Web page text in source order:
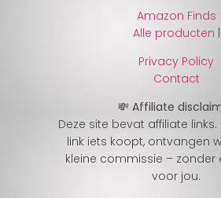
Amazon Finds
Alle producten |
Privacy Policy
Contact
💸 Affiliate
Deze site bevat affiliate links.
link iets koopt, ontvangen
kleine commissie – zonder
voor jou.